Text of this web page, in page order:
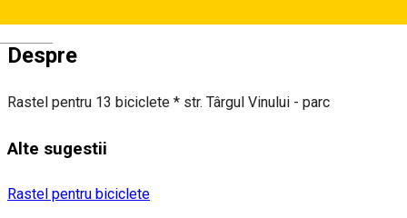
Despre
Rastel pentru 13 biciclete * str. Târgul Vinului - parc
Alte sugestii
Rastel pentru biciclete